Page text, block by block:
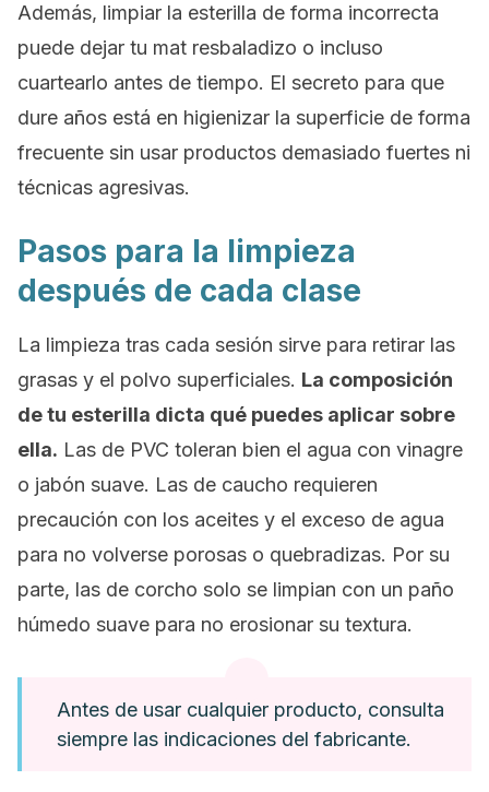
Además, limpiar la esterilla de forma incorrecta
puede dejar tu mat resbaladizo o incluso
cuartearlo antes de tiempo. El secreto para que
dure años está en higienizar la superficie de forma
frecuente sin usar productos demasiado fuertes ni
técnicas agresivas.
Pasos para la limpieza
después de cada clase
La limpieza tras cada sesión sirve para retirar las
grasas y el polvo superficiales. La composición
de tu esterilla dicta qué puedes aplicar sobre
ella. Las de PVC toleran bien el agua con vinagre
o jabón suave. Las de caucho requieren
precaución con los aceites y el exceso de agua
para no volverse porosas o quebradizas. Por su
parte, las de corcho solo se limpian con un paño
húmedo suave para no erosionar su textura.
Antes de usar cualquier producto, consulta
siempre las indicaciones del fabricante.